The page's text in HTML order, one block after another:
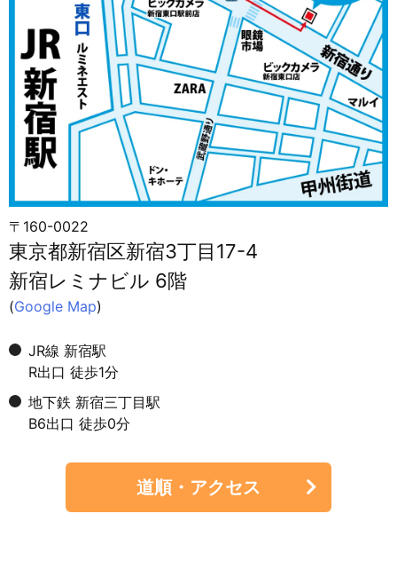
〒160-0022
東京都新宿区新宿3丁目17-4
新宿レミナビル 6階
(Google Map)
JR線 新宿駅
R出口 徒歩1分
地下鉄 新宿三丁目駅
B6出口 徒歩0分
道順・アクセス